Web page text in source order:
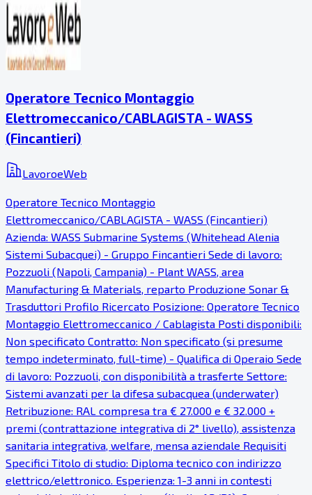
Operatore Tecnico Montaggio
Elettromeccanico/CABLAGISTA - WASS
(Fincantieri)
LavoroeWeb
Operatore Tecnico Montaggio
Elettromeccanico/CABLAGISTA - WASS (Fincantieri)
Azienda: WASS Submarine Systems (Whitehead Alenia
Sistemi Subacquei) - Gruppo Fincantieri Sede di lavoro:
Pozzuoli (Napoli, Campania) - Plant WASS, area
Manufacturing & Materials, reparto Produzione Sonar &
Trasduttori Profilo Ricercato Posizione: Operatore Tecnico
Montaggio Elettromeccanico / Cablagista Posti disponibili:
Non specificato Contratto: Non specificato (si presume
tempo indeterminato, full-time) - Qualifica di Operaio Sede
di lavoro: Pozzuoli, con disponibilità a trasferte Settore:
Sistemi avanzati per la difesa subacquea (underwater)
Retribuzione: RAL compresa tra € 27.000 e € 32.000 +
premi (contrattazione integrativa di 2° livello), assistenza
sanitaria integrativa, welfare, mensa aziendale Requisiti
Specifici Titolo di studio: Diploma tecnico con indirizzo
elettrico/elettronico. Esperienza: 1-3 anni in contesti